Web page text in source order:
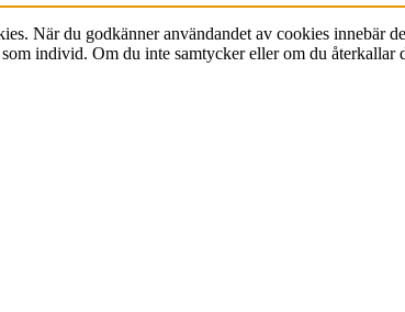
När du godkänner användandet av cookies innebär
individ. Om du inte samtycker eller om du återkallar